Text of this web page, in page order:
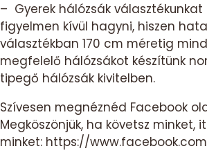
– Gyerek hálózsák
figyelmen kívül hagyni, hiszen
választékban 170 cm méretig
megfelelő hálózsákot készítünk
tipegő hálózsák kivitelben.
Szívesen megnéznéd Facebook
Megköszönjük, ha követsz minket,
minket: https://